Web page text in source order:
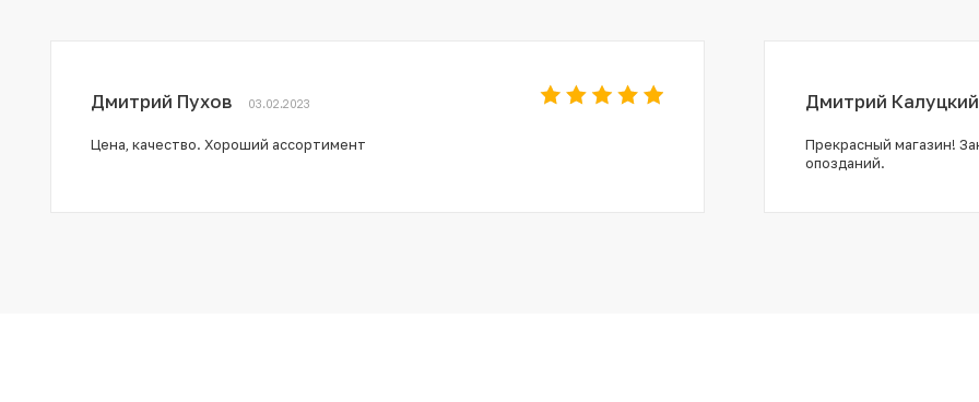
Дмитрий Пухов 03.02.2023
Цена, качество. Хороший ассортимент
Дмитрий Калуцкий
Прекрасный магазин!
опозданий.